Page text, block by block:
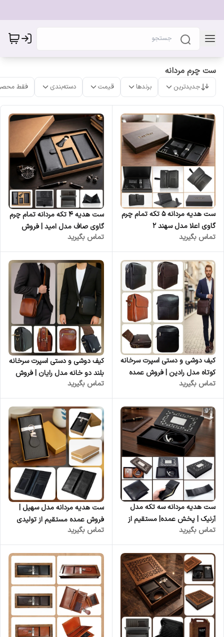
ست چرم مردانه
جدیدترین برندها قیمت دسته‌بندی فقط
ست هدیه مردانه ۵ تکه تمام چرم
گاوی اعلا مدل سهند ۲
تماس بگیرید
ست هدیه ۴ تکه مردانه تمام چرم
گاوی صاف مدل امید | فروش
عمده از تولیدی
تماس بگیرید
کیف دوشی و دستی اسپرت سرخانه
کوتاه مدل رادین | فروش عمده
تماس بگیرید
کیف دوشی و دستی اسپرت سرخانه
بلند دو خانه مدل رایان | فروش
عمده
تماس بگیرید
ست هدیه مردانه سه تکه مدل
آرنیک | پخش عمده| مستقیم از
تولیدی چرم کوروش
تماس بگیرید
ست هدیه مردانه مدل سهیل |
فروش عمده مستقیم از تولیدی
چرم کوروش
تماس بگیرید